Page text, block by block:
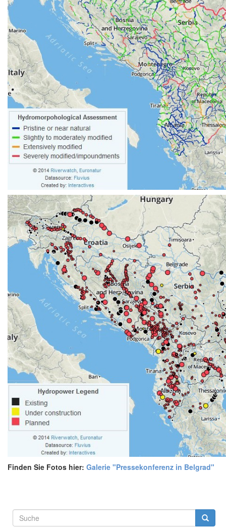
Finden Sie Fotos hier: Galerie "Pressekonferenz in Belgrad"
Suchformular